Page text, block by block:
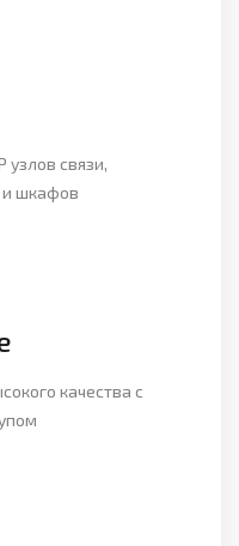
связи,
и шкафов
качества с